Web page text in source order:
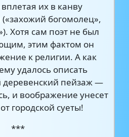
их в канву
богомолец»,
Хотя сам поэт не был
этим фактом он
к религии. А как
удалось описать
деревенский пейзаж —
и воображение унесет
городской суеты!
***